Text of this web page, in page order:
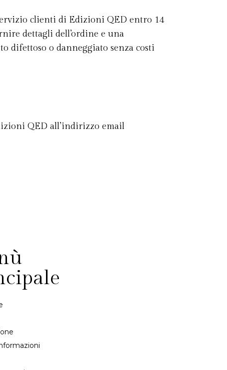
clienti di Edizioni QED entro 14
dettagli dell’ordine e una
difettoso o danneggiato senza costi
QED all’indirizzo email